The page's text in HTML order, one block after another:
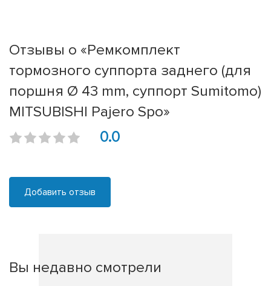
Отзывы о «Ремкомплект
тормозного суппорта заднего (для
поршня Ø 43 mm, суппорт Sumitomo)
MITSUBISHI Pajero Spo»
0.0
Добавить отзыв
Вы недавно смотрели